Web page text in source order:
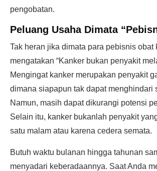
pengobatan.
Peluang Usaha Dimata
Tak heran jika dimata para pebisnis obat
mengatakan “Kanker bukan penyakit
Mengingat kanker merupakan penyakit
dimana siapapun tak dapat menghindari
Namun, masih dapat dikurangi potensi
Selain itu, kanker bukanlah penyakit
satu malam atau karena cedera semata.
Butuh waktu bulanan hingga tahunan
menyadari keberadaannya. Saat Anda